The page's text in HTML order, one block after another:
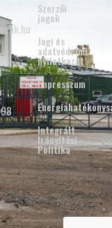
Szerzői
jogok
Jogi és
adatvédelmi
nyilatkozat
Impresszum
Integrált
Irányítási
Politika